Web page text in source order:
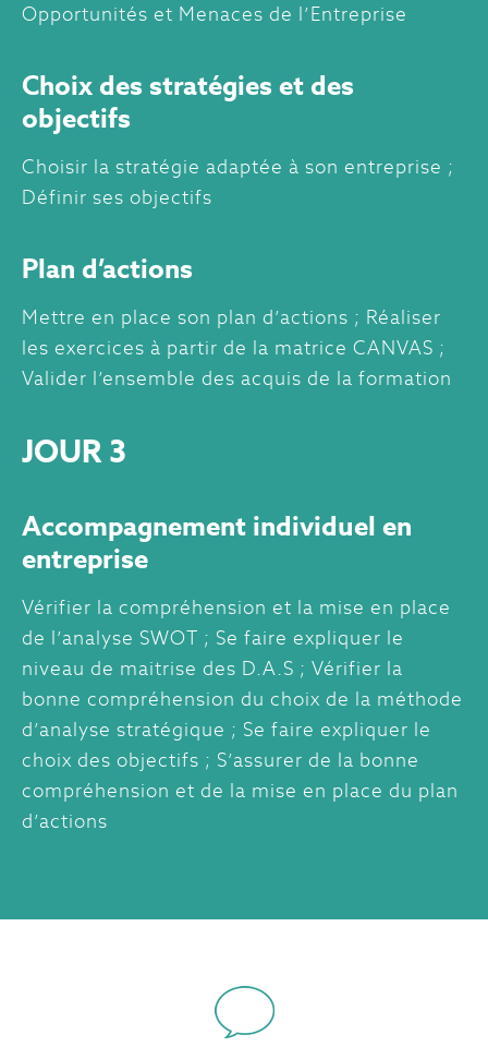
Opportunités et Menaces de l’Entreprise
Choix des stratégies et des
objectifs
Choisir la stratégie adaptée à son entreprise ;
Définir ses objectifs
Plan d’actions
Mettre en place son plan d’actions ; Réaliser
les exercices à partir de la matrice CANVAS ;
Valider l’ensemble des acquis de la formation
JOUR 3
Accompagnement individuel en
entreprise
Vérifier la compréhension et la mise en place
de l’analyse SWOT ; Se faire expliquer le
niveau de maitrise des D.A.S ; Vérifier la
bonne compréhension du choix de la méthode
d’analyse stratégique ; Se faire expliquer le
choix des objectifs ; S’assurer de la bonne
compréhension et de la mise en place du plan
d’actions